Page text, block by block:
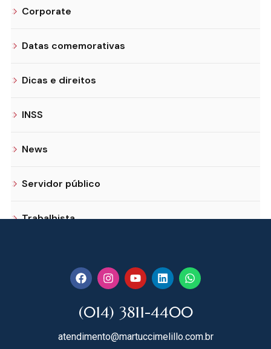
Corporate
Datas comemorativas
Dicas e direitos
INSS
News
Servidor público
Trabalhista
(014) 3811-4400
atendimento@martuccimelillo.com.br